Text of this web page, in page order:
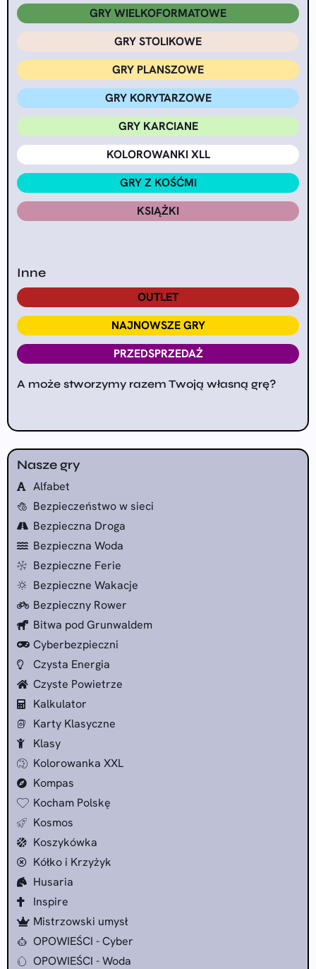
GRY WIELKOFORMATOWE
GRY STOLIKOWE
GRY PLANSZOWE
GRY KORYTARZOWE
GRY KARCIANE
KOLOROWANKI XLL
GRY Z KOŚĆMI
KSIĄŻKI
Inne
OUTLET
NAJNOWSZE GRY
PRZEDSPRZEDAŻ
A może stworzymy razem Twoją własną grę?
Nasze gry
Alfabet
Bezpieczeństwo w sieci
Bezpieczna Droga
Bezpieczna Woda
Bezpieczne Ferie
Bezpieczne Wakacje
Bezpieczny Rower
Bitwa pod Grunwaldem
Cyberbezpieczni
Czysta Energia
Czyste Powietrze
Kalkulator
Karty Klasyczne
Klasy
Kolorowanka XXL
Kompas
Kocham Polskę
Kosmos
Koszykówka
Kółko i Krzyżyk
Husaria
Inspire
Mistrzowski umysł
OPOWIEŚCI - Cyber
OPOWIEŚCI - Woda